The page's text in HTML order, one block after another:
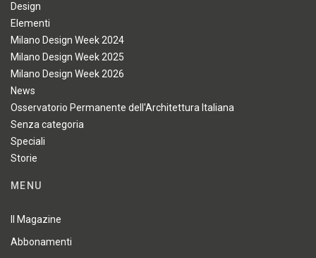
Design
Elementi
Milano Design Week 2024
Milano Design Week 2025
Milano Design Week 2026
News
Osservatorio Permanente dell'Architettura Italiana
Senza categoria
Speciali
Storie
MENU
Il Magazine
Abbonamenti